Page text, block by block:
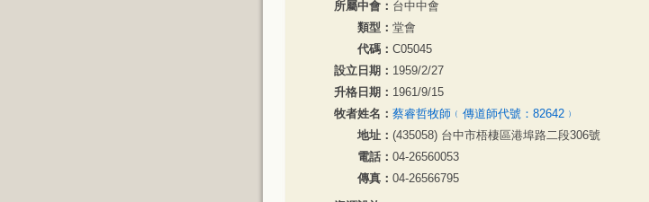
所屬中會： 台中中會
類型： 堂會
代碼： C05045
設立日期： 1959/2/27
升格日期： 1961/9/15
牧者姓名： 蔡睿哲牧師﹙傳道師代號：82642﹚
地址： (435058) 台中市梧棲區港埠路二段306號
電話： 04-26560053
傳真： 04-26566795